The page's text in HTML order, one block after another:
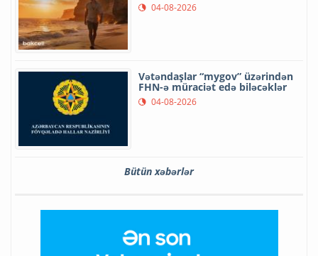
04-08-2026
Vətəndaşlar “mygov” üzərindən
FHN-ə müraciət edə biləcəklər
04-08-2026
Bütün xəbərlər